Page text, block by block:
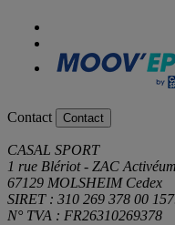
Contact Contact
CASAL SPORT
1 rue Blériot - ZAC Activéum
67129 MOLSHEIM Cedex
SIRET : 310 269 378 00
N° TVA : FR26310269378